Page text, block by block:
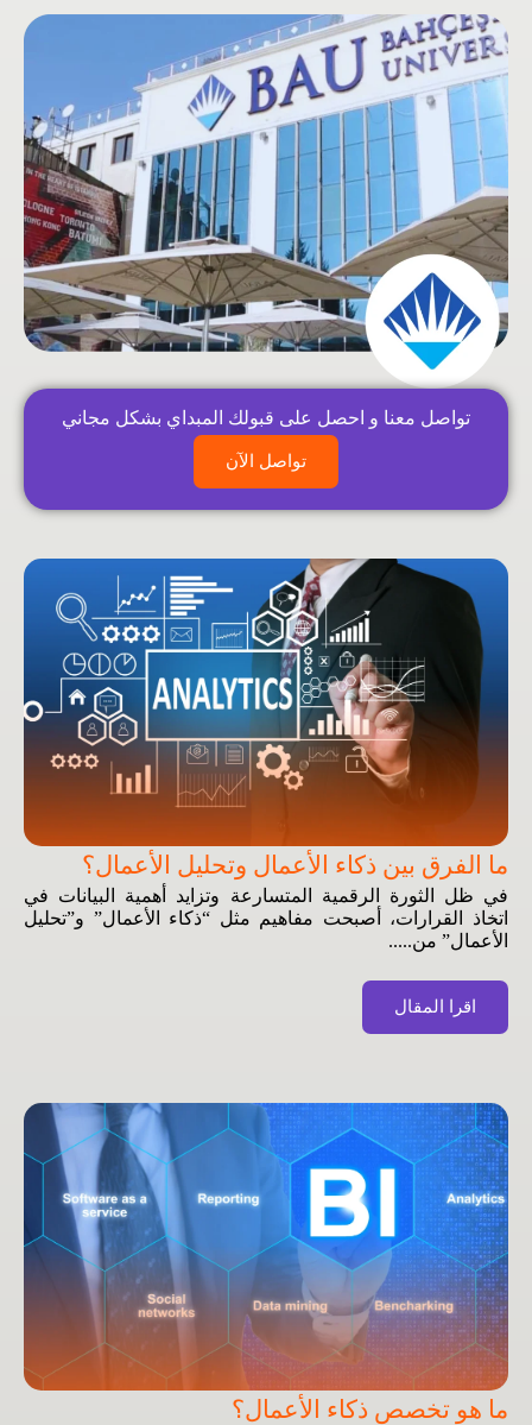
تواصل معنا و احصل على قبولك المبداي بشكل مجاني
تواصل الآن
ما الفرق بين ذكاء الأعمال وتحليل الأعمال؟
في ظل الثورة الرقمية المتسارعة وتزايد أهمية البيانات في
اتخاذ القرارات، أصبحت مفاهيم مثل “ذكاء الأعمال” و”تحليل
الأعمال” من.....
اقرا المقال
ما هو تخصص ذكاء الأعمال؟